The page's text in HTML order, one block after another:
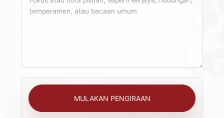
MULAKAN PENGIRAAN